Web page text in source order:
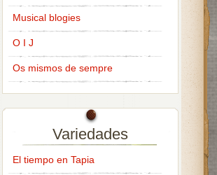
Musical blogies
O I J
Os mismos de sempre
Variedades
El tiempo en Tapia